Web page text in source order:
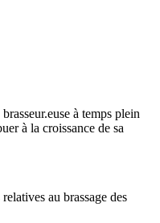
à temps plein
à la croissance de sa
au brassage des